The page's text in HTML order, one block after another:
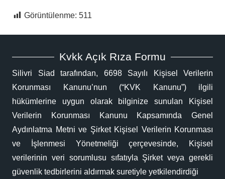
Görüntülenme: 511
Kvkk Açık Rıza Formu
Silivri Siad tarafından, 6698 Sayılı Kişisel Verilerin
Korunması Kanunu’nun (“KVK Kanunu”) ilgili
hükümlerine uygun olarak bilginize sunulan Kişisel
Verilerin Korunması Kanunu Kapsamında Genel
Aydınlatma Metni ve Şirket Kişisel Verilerin Korunması
ve İşlenmesi Yönetmeliği çerçevesinde, Kişisel
verilerinin veri sorumlusu sıfatıyla Şirket veya gerekli
güvenlik tedbirlerini aldırmak suretiyle yetkilendirdiği